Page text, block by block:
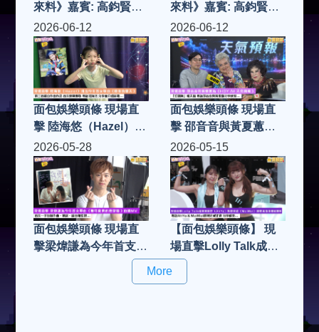
來料》嘉賓: 高鈞賢
Matthew (Part 2)
來料》嘉賓: 高鈞賢
Matthew (Part 1)
2026-06-12
面包娛樂頭條 現場直
擊 陸海悠（Hazel）推
出今年首支單曲《最後
的夏天》 第三首親自
作曲作品 首次挑戰慢
歌 專訪陸海悠 分享並
介紹新歌...
2026-06-12
面包娛樂頭條 現場直
擊 邵音音與黃夏蕙為
《HOY AI 天氣預報》
「打頭陣」報天氣 專
訪邵音音與黃夏蕙分享
感受...
2026-05-28
面包娛樂頭條 現場直
擊梁煒謙為今年首支單
曲《無可救藥的戀愛
腦》拍攝MV 首次一手
2026-05-15
【面包娛樂頭條】 現
場直擊Lolly Talk成員
郭曉妍（AhYo）與曾
美欣（MeiMei）挑戰
More